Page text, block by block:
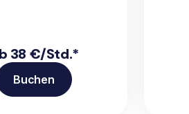
38 €/Std.*
Buchen